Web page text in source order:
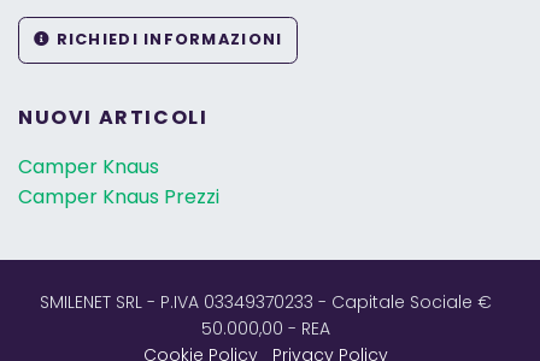
RICHIEDI INFORMAZIONI
NUOVI ARTICOLI
Camper Knaus
Camper Knaus Prezzi
SMILENET SRL - P.IVA 03349370233 - Capitale Sociale €
50.000,00 - REA
Cookie Policy
Privacy Policy